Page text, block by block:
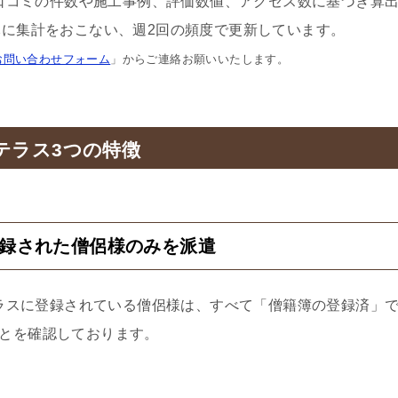
集計をおこない、週2回の頻度で更新しています。
問い合わせフォーム 」からご連絡お願いいたします。
ラス3つの特徴
された僧侶様のみを派遣
に登録されている僧侶様は、すべて「僧籍簿の登録済」
を確認しております。